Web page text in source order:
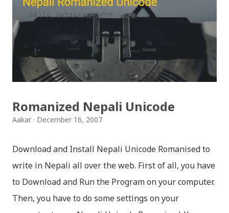
Download SLC Result 2066/2067 (2009-2010) :
REGULAR: EXEMPTED: Distinction --------------- First
division First division Second Division Second
Division Third Division Third Division Withheld
Withheld ...
Romanized Nepali Unicode
Aakar December 16, 2007
Download and Install Nepali Unicode Romanised to
write in Nepali all over the web. First of all, you have
to Download and Run the Program on your computer.
Then, you have to do some settings on your